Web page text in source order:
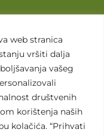
web stranica
vršiti dalja
vašeg
društvenih
korištenja naših
kolačića. “Prihvati